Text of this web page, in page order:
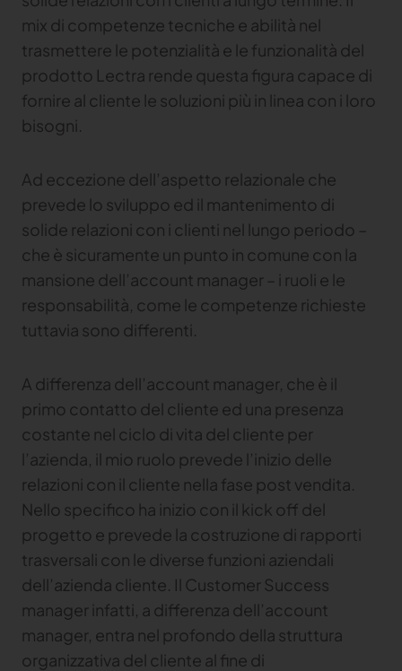
Gerber Atria
Soddisfare qualsiasi sfida di taglio tessuto
Achieve exceptional quality and performance
with a tension-free spreading solution
MARKET
Neteven
Centralizza, gestisci e ottimizza la distribuzione sui
principali marketplace di fashion con Neteven
Automatizza l'analisi competitiva con dati di retail
in tempo reale
Gestisci tutte le attività e misura le prestazioni del
TRACE
TextileGenesis
Content Hub
Content Hub
mix di competenze tecniche e abilità nel
trasmettere le potenzialità e le funzionalità del
prodotto Lectra rende questa figura capace di
fornire al cliente le soluzioni più in linea con i loro
bisogni.
Ad eccezione dell’aspetto relazionale che
prevede lo sviluppo ed il mantenimento di
solide relazioni con i clienti nel lungo periodo –
che è sicuramente un punto in comune con la
mansione dell’account manager – i ruoli e le
responsabilità, come le competenze richieste
tuttavia sono differenti.
A differenza dell’account manager, che è il
primo contatto del cliente ed una presenza
costante nel ciclo di vita del cliente per
l’azienda, il mio ruolo prevede l’inizio delle
relazioni con il cliente nella fase post vendita.
Nello specifico ha inizio con il kick off del
progetto e prevede la costruzione di rapporti
trasversali con le diverse funzioni aziendali
dell’azienda cliente. Il Customer Success
manager infatti, a differenza dell’account
manager, entra nel profondo della struttura
organizzativa del cliente al fine di